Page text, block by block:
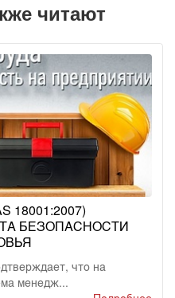
читают
18001:2007)
БЕЗОПАСНОСТИ
что на
менедж...